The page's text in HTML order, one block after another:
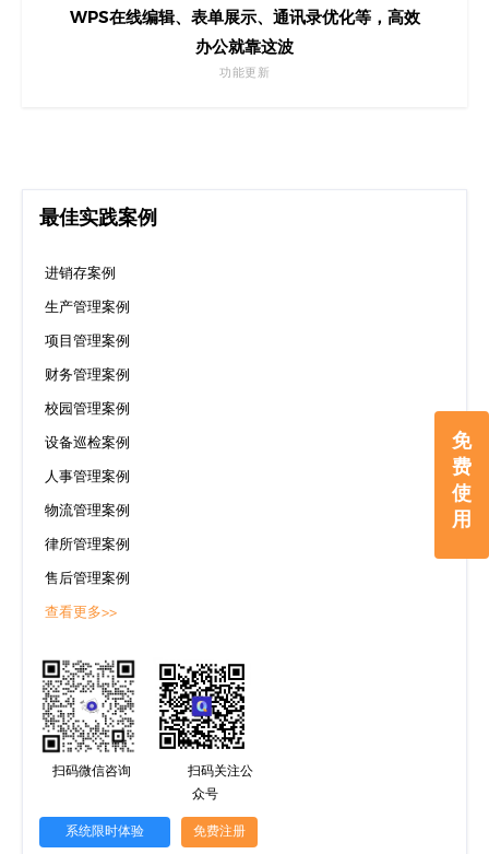
免
费
使
用
WPS在线编辑、表单展示、通讯录优化等，高效
办公就靠这波
功能更新
最佳实践案例
进销存案例
生产管理案例
项目管理案例
财务管理案例
校园管理案例
设备巡检案例
人事管理案例
物流管理案例
律所管理案例
售后管理案例
查看更多>>
扫码微信咨询
扫码关注公
众号
系统限时体验 免费注册